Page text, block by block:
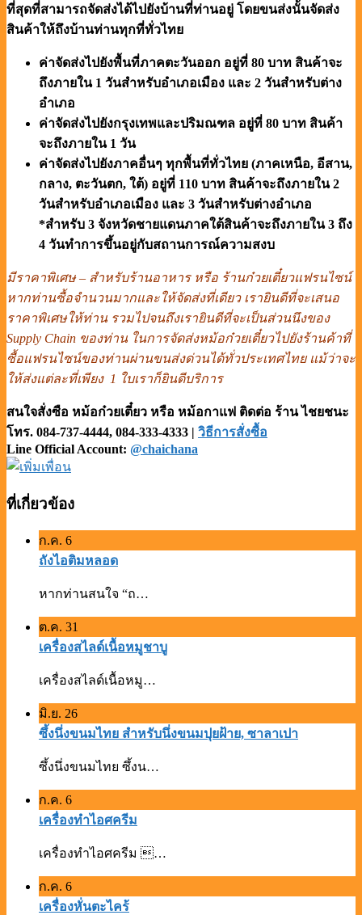
ที่สุดที่สามารถจัดส่งได้ไปยังบ้านที่ท่านอยู่ โดยขนส่งนั้นจัดส่ง
สินค้าให้ถึงบ้านท่านทุกที่ทั่วไทย
ค่าจัดส่งไปยังพื้นที่ภาคตะวันออก อยู่ที่ 80 บาท สินค้าจะ
ถึงภายใน 1 วันสำหรับอำเภอเมือง และ 2 วันสำหรับต่าง
อำเภอ
ค่าจัดส่งไปยังกรุงเทพและปริมณฑล อยู่ที่ 80 บาท สินค้า
จะถึงภายใน 1 วัน
ค่าจัดส่งไปยังภาคอื่นๆ ทุกพื้นที่ทั่วไทย (ภาคเหนือ, อีสาน,
กลาง, ตะวันตก, ใต้) อยู่ที่ 110 บาท สินค้าจะถึงภายใน 2
วันสำหรับอำเภอเมือง และ 3 วันสำหรับต่างอำเภอ
*สำหรับ 3 จังหวัดชายแดนภาคใต้สินค้าจะถึงภายใน 3 ถึง
4 วันทำการขึ้นอยู่กับสถานการณ์ความสงบ
มีราคาพิเศษ – สำหรับร้านอาหาร หรือ ร้านก๋วยเตี๋ยวแฟรนไซน์
หากท่านซื้อจำนวนมากและให้จัดส่งที่เดียว เรายินดีที่จะเสนอ
ราคาพิเศษให้ท่าน รวมไปจนถึงเรายินดีที่จะเป็นส่วนนึงของ
Supply Chain ของท่าน ในการจัดส่งหม้อก๋วยเตี๋ยวไปยังร้านค้าที่
ซื้อแฟรนไซน์ของท่านผ่านขนส่งด่วนได้ทั่วประเทศไทย แม้ว่าจะ
ให้ส่งแต่ละที่เพียง 1 ใบเราก็ยินดีบริการ
สนใจสั่งซือ หม้อก๋วยเตี๋ยว หรือ หม้อกาแฟ ติดต่อ ร้าน ไชยชนะ
โทร. 084-737-4444, 084-333-4333 | วิธีการสั่งซื้อ
Line Official Account: @chaichana
ที่เกี่ยวข้อง
ก.ค. 6
ถังไอติมหลอด
หากท่านสนใจ “ถ…
ต.ค. 31
เครื่องสไลด์เนื้อหมูชาบู
เครื่องสไลด์เนื้อหมู…
มิ.ย. 26
ซึ้งนึ่งขนมไทย สำหรับนึ่งขนมปุยฝ้าย, ซาลาเปา
ซึ้งนึ่งขนมไทย ซึ้งน…
ก.ค. 6
เครื่องทำไอศครีม
เครื่องทำไอศครีม …
ก.ค. 6
เครื่องหั่นตะไคร้